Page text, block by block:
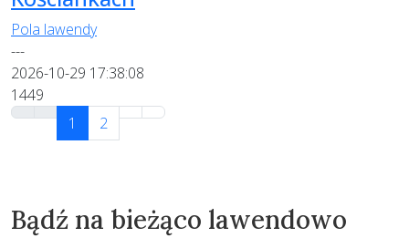
Pola lawendy
---
2026-10-29 17:38:08
1449
1
2
Bądź na bieżąco lawendowo